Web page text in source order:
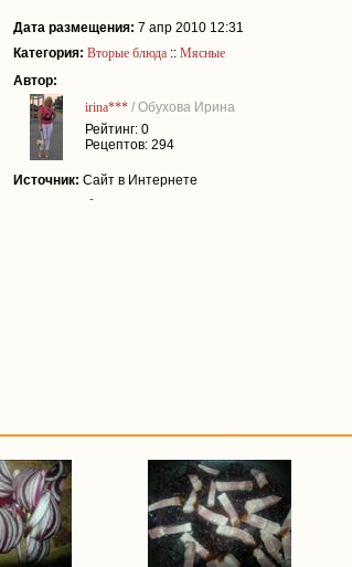
Дата размещения: 7 апр 2010 12:31
Категория: Вторые блюда :: Мясные
Автор:
irina*** / Обухова Ирина
Рейтинг: 0
Рецептов: 294
Источник: Сайт в Интернете
-